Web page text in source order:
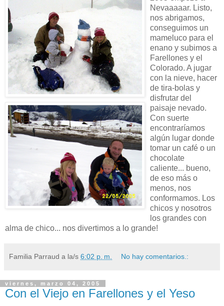
Nevaaaaar. Listo,
nos abrigamos,
conseguimos un
mameluco para el
enano y subimos a
Farellones y el
Colorado. A jugar
con la nieve, hacer
de tira-bolas y
disfrutar del
paisaje nevado.
Con suerte
encontraríamos
algún lugar donde
tomar un café o un
chocolate
caliente... bueno,
de eso más o
menos, nos
conformamos. Los
chicos y nosotros
los grandes con
alma de chico... nos divertimos a lo grande!
Familia Parraud a la/s 6:02 p. m. No hay comentarios.:
viernes, marzo 04, 2005
Con el Viejo en Farellones y el Yeso